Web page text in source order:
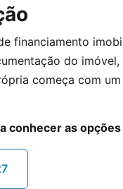
financiamento
do
começa com
conhecer as